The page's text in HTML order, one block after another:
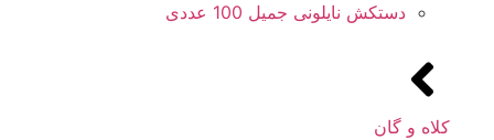
دستکش نایلونی جمیل 100 عددی
کلاه و گان